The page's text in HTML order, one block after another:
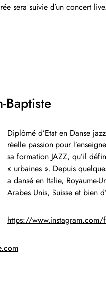
sera suivie d’un concert live.
Baptiste
Diplômé d’Etat en Danse
réelle passion pour
sa formation JAZZ, qu’il
« urbaines ». Depuis
a dansé en Italie, Royaume-
Arabes Unis, Suisse et bien
https://